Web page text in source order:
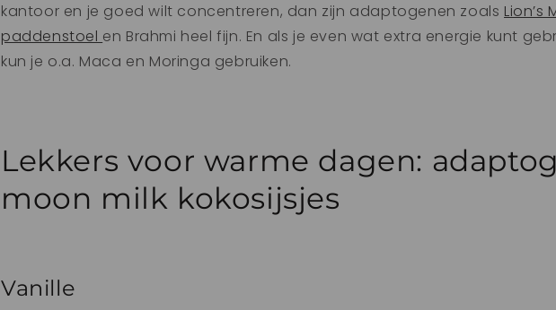
kantoor en je goed wilt concentreren, dan zijn adaptogenen zoals Lion’s
paddenstoel en Brahmi heel fijn. En als je even wat extra energie kunt
kun je o.a. Maca en Moringa gebruiken.
Lekkers voor warme dagen:
moon milk kokosijsjes
Vanille